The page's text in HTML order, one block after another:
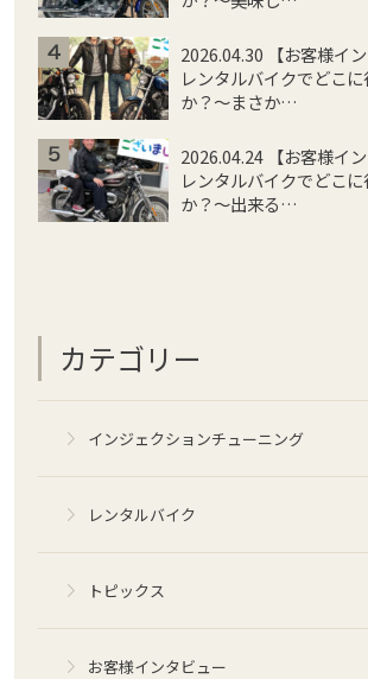
2026.04.30 【お客様イ
レンタルバイクでどこ
か？〜まさか…
2026.04.24 【お客様イ
レンタルバイクでどこ
か？〜出来る…
カテゴリー
インジェクションチューニング
レンタルバイク
トピックス
お客様インタビュー